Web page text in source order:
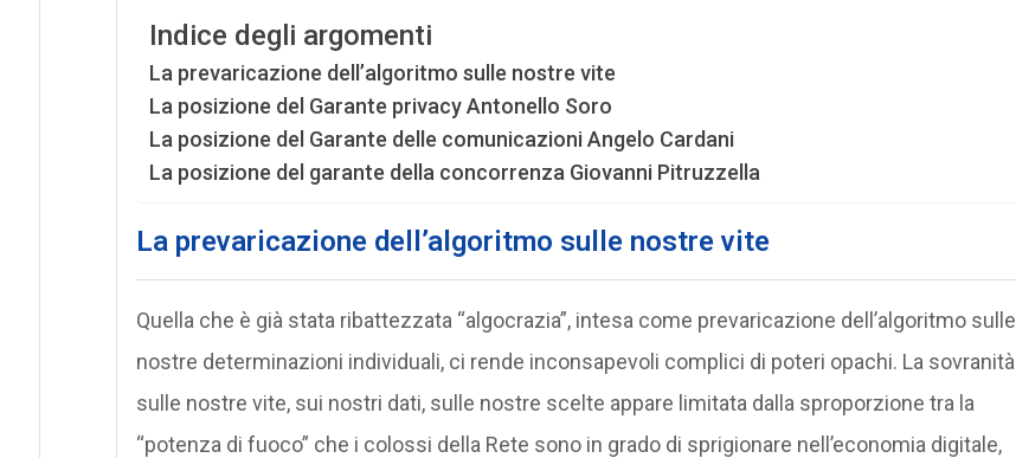
Indice degli argomenti
La prevaricazione dell’algoritmo sulle nostre vite
La posizione del Garante privacy Antonello Soro
La posizione del Garante delle comunicazioni Angelo Cardani
La posizione del garante della concorrenza Giovanni Pitruzzella
La prevaricazione dell’algoritmo sulle nostre vite
Quella che è già stata ribattezzata “algocrazia”, intesa come prevaricazione dell’algoritmo sulle
nostre determinazioni individuali, ci rende inconsapevoli complici di poteri opachi. La sovranità
sulle nostre vite, sui nostri dati, sulle nostre scelte appare limitata dalla sproporzione tra la
“potenza di fuoco” che i colossi della Rete sono in grado di sprigionare nell’economia digitale,